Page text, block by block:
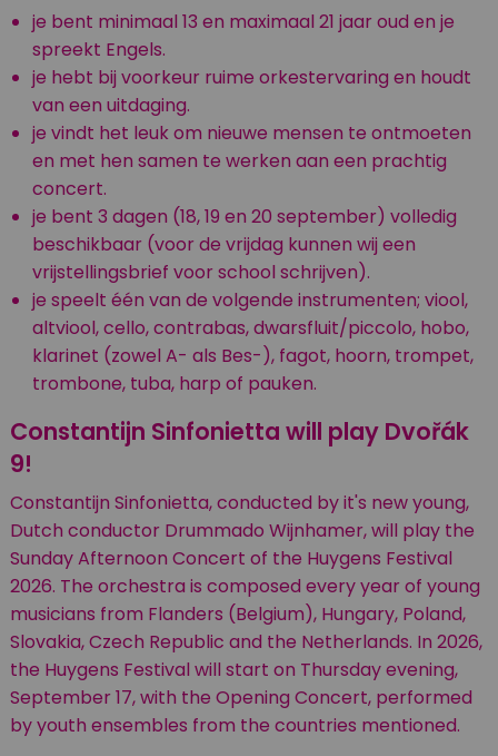
je bent minimaal 13 en maximaal 21 jaar oud en je
spreekt Engels.
je hebt bij voorkeur ruime orkestervaring en houdt
van een uitdaging.
je vindt het leuk om nieuwe mensen te ontmoeten
en met hen samen te werken aan een prachtig
concert.
je bent 3 dagen (18, 19 en 20 september) volledig
beschikbaar (voor de vrijdag kunnen wij een
vrijstellingsbrief voor school schrijven).
je speelt één van de volgende instrumenten; viool,
altviool, cello, contrabas, dwarsfluit/piccolo, hobo,
klarinet (zowel A- als Bes-), fagot, hoorn, trompet,
trombone, tuba, harp of pauken.
Constantijn Sinfonietta will play Dvořák
9!
Constantijn Sinfonietta, conducted by it's new young,
Dutch conductor Drummado Wijnhamer, will play the
Sunday Afternoon Concert of the Huygens Festival
2026. The orchestra is composed every year of young
musicians from Flanders (Belgium), Hungary, Poland,
Slovakia, Czech Republic and the Netherlands. In 2026,
the Huygens Festival will start on Thursday evening,
September 17, with the Opening Concert, performed
by youth ensembles from the countries mentioned.